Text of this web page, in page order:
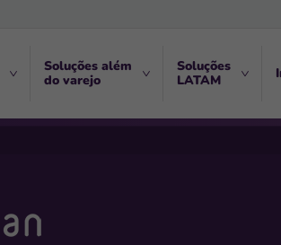
Soluções além
do varejo
Soluções
LATAM